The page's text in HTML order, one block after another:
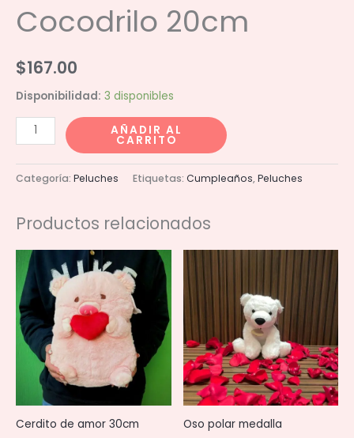
Cocodrilo 20cm
$167.00
Disponibilidad: 3 disponibles
Cocodrilo
20cm
cantidad
AÑADIR AL
CARRITO
Categoría: Peluches Etiquetas: Cumpleaños,Peluches
Productos relacionados
Cerdito de amor 30cm Oso polar medalla